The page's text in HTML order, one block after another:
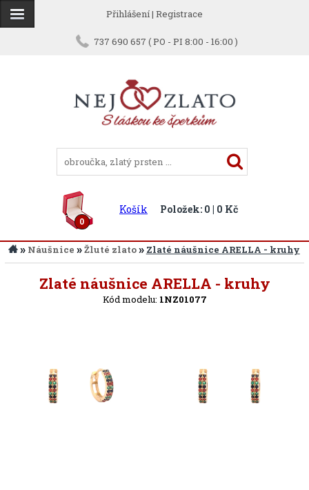
Přihlášení| Registrace
737 690 657 ( PO - PI 8:00 - 16:00 )
0
Košík Položek: 0 | 0 Kč
» Náušnice »Žluté zlato» Zlaté náušnice ARELLA - kruhy
Zlaté náušnice ARELLA - kruhy
Kód modelu: 1NZ01077
Zpět